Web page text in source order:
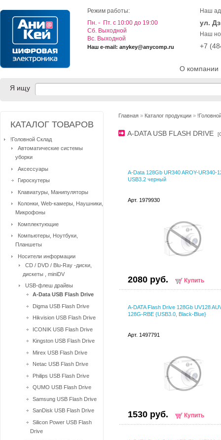
О компании
Режим работы:
Пн. - Пт. с 10:00 до 19:00
Cб. Выходной
Вс. Выходной
Наш e-mail: anykey@anycomp.ru
Наш
ул.
Наш
+7
Я ищу
Главная » Каталог продукции »
A-DATA USB FLASH DRIVE [
A-Data 128Gb UR340 AROY-UR340-
USB3.2 черный
Арт. 1979930
2080 руб. Купить
A-DATA Flash Drive 128Gb UV128
128G-RBE {USB3.0, Black-Blue}
Арт. 1497791
1530 руб. Купить
КАТАЛОГ ТОВАРОВ
!Головной Склад
Автоматические системы
уборки
Аксессуары
Гироскутеры
Клавиатуры, Манипуляторы
Колонки, Web-камеры, Наушники,
Микрофоны
Комплектующие
Компьютеры, Ноутбуки,
Планшеты
Носители информации
CD / DVD / Blu-Ray -диски,
дискеты , miniDV
USB-флеш драйвы
A-Data USB Flash Drive
Digma USB Flash Drive
Hikvision USB Flash Drive
ICONIK USB Flash Drive
Kingston USB Flash Drive
Mirex USB Flash Drive
Netac USB Flash Drive
Philips USB Flash Drive
QUMO USB Flash Drive
Samsung USB Flash Drive
SanDisk USB Flash Drive
Silicon Power USB Flash
Drive